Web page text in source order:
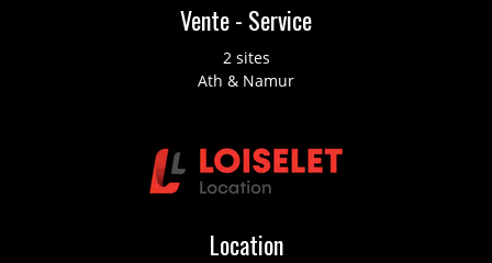
Vente - Service
2 sites
Ath & Namur
Location